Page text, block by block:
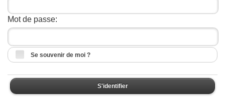
Mot de passe:
Se souvenir de moi ?
S'identifier